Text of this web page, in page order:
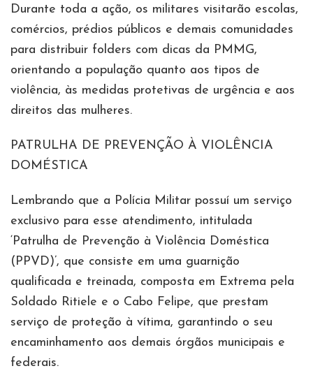
Durante toda a ação, os militares visitarão escolas,
comércios, prédios públicos e demais comunidades
para distribuir folders com dicas da PMMG,
orientando a população quanto aos tipos de
violência, às medidas protetivas de urgência e aos
direitos das mulheres.
PATRULHA DE PREVENÇÃO À VIOLÊNCIA
DOMÉSTICA
Lembrando que a Polícia Militar possuí um serviço
exclusivo para esse atendimento, intitulada
‘Patrulha de Prevenção à Violência Doméstica
(PPVD)’, que consiste em uma guarnição
qualificada e treinada, composta em Extrema pela
Soldado Ritiele e o Cabo Felipe, que prestam
serviço de proteção à vítima, garantindo o seu
encaminhamento aos demais órgãos municipais e
federais.